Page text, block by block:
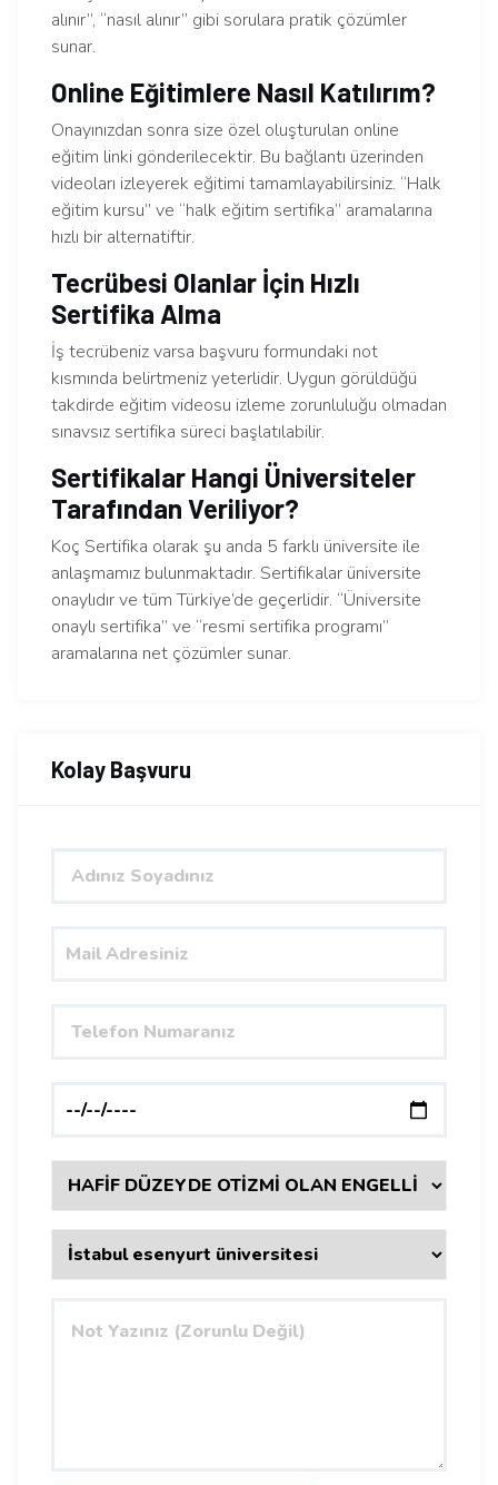
alınır”, “nasıl alınır” gibi sorulara pratik çözümler
sunar.
Online Eğitimlere Nasıl Katılırım?
Onayınızdan sonra size özel oluşturulan online
eğitim linki gönderilecektir. Bu bağlantı üzerinden
videoları izleyerek eğitimi tamamlayabilirsiniz. “Halk
eğitim kursu” ve “halk eğitim sertifika” aramalarına
hızlı bir alternatiftir.
Tecrübesi Olanlar İçin Hızlı
Sertifika Alma
İş tecrübeniz varsa başvuru formundaki not
kısmında belirtmeniz yeterlidir. Uygun görüldüğü
takdirde eğitim videosu izleme zorunluluğu olmadan
sınavsız sertifika süreci başlatılabilir.
Sertifikalar Hangi Üniversiteler
Tarafından Veriliyor?
Koç Sertifika olarak şu anda 5 farklı üniversite ile
anlaşmamız bulunmaktadır. Sertifikalar üniversite
onaylıdır ve tüm Türkiye’de geçerlidir. “Üniversite
onaylı sertifika” ve “resmi sertifika programı”
aramalarına net çözümler sunar.
Kolay Başvuru